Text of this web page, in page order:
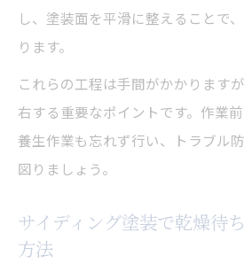
し、塗装面を平滑に整えることで
ります。
これらの工程は手間がかかります
右する重要なポイントです。作業
養生作業も忘れず行い、トラブル
図りましょう。
サイディング塗装で乾燥待
方法